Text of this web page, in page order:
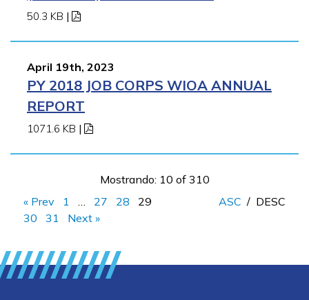
50.3 KB |
April 19th, 2023
PY 2018 JOB CORPS WIOA ANNUAL
REPORT
1071.6 KB |
Mostrando: 10 of 310
« Prev
1 27 28
29
30
31 Next »
ASC / DESC